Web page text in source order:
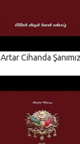
Artar Cihanda Şanımız